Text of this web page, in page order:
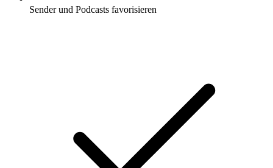
Sender und Podcasts favorisieren